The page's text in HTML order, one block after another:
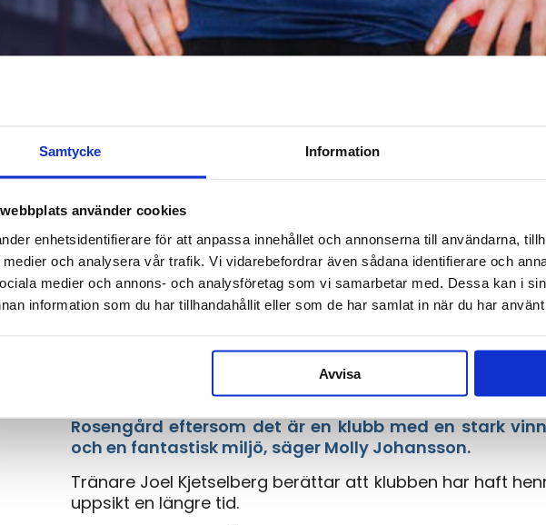
Samtycke Information
använder cookies
enhetsidentifierare för att anpassa innehållet och annonserna till användarna,
och analysera vår trafik. Vi vidarebefordrar även sådana identifierare och
medier och annons- och analysföretag som vi samarbetar med. Dessa kan i
information som du har tillhandahållit eller som de har samlat in när du har
Avvisa
Fotboll
Molly Johansson klar för FC Rosengård
Text:Johannes Wohlert /Bild:Urszula Striner
kommer närmast från spel i KIF Örebro i OBOS
Den 22-åriga wing backen har meriter från U23-
Rosengård eftersom det är en klubb med en stark
och en fantastisk miljö, säger Molly Johansson.
Tränare Joel Kjetselberg berättar att klubben har haft
uppsikt en längre tid.